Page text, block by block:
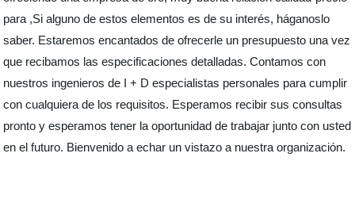
para ,Si alguno de estos elementos es de su interés, háganoslo
saber. Estaremos encantados de ofrecerle un presupuesto una vez
que recibamos las especificaciones detalladas. Contamos con
nuestros ingenieros de I + D especialistas personales para cumplir
con cualquiera de los requisitos. Esperamos recibir sus consultas
pronto y esperamos tener la oportunidad de trabajar junto con usted
en el futuro. Bienvenido a echar un vistazo a nuestra organización.